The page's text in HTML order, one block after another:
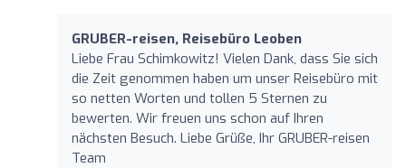
GRUBER-reisen, Reisebüro Leoben
Liebe Frau Schimkowitz! Vielen Dank, dass Sie sich
die Zeit genommen haben um unser Reisebüro mit
so netten Worten und tollen 5 Sternen zu
bewerten. Wir freuen uns schon auf Ihren
nächsten Besuch. Liebe Grüße, Ihr GRUBER-reisen
Team